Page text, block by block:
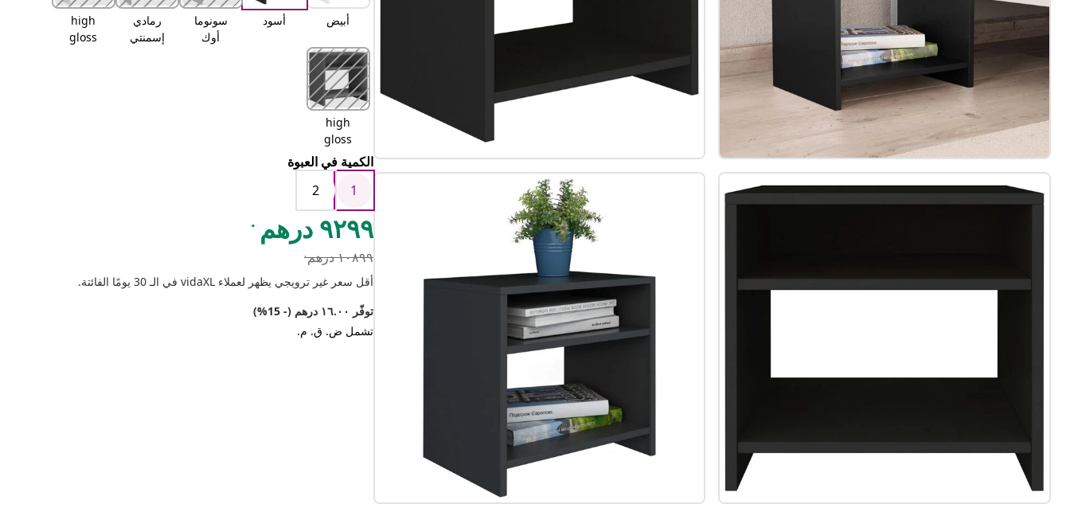
أبيض أسود
سونوما
أوك
رمادي
إسمنتي
high
gloss
high
gloss
grey
الكمية في العبوة
1
2
٩٢٩٩ درهم .
١٠٨٩٩ درهم .
أقل سعر غير ترويجي يظهر لعملاء vidaXL في الـ 30 يومًا الفائتة.
توفّر ١٦.٠٠ درهم (- 15%)
تشمل ض. ق. م.